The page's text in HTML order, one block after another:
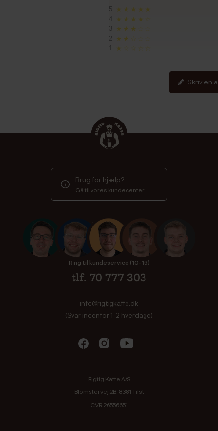
5 ★★★★★
★★★★☆
3 ★★★☆☆
2 ★★☆☆☆
★☆☆☆☆
Skriv en
Brug for hjælp?
Gå til vores kundecenter
Ring til kundeservice (10-16)
tlf. 70 777 303
info@rigtigkaffe.dk
(Svar indenfor 1-2 hverdage)
Rigtig Kaffe A/S
Blomstervej 2B, 8381 Tilst
CVR 26556651